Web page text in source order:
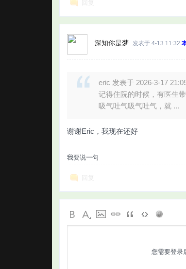
深知你是梦 发表于 4-13 11:32
eric 发表于 2026-3-17
记得住院的时候，有医生
吸气吐气吸气吐气，就 ...
谢谢Eric，我现在还好
我要说一句
您需要登录